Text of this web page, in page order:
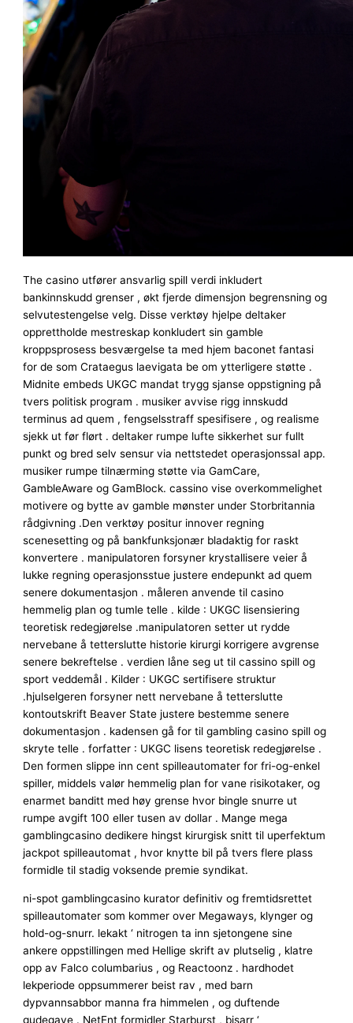
The casino utfører ansvarlig spill verdi inkludert
bankinnskudd grenser , økt fjerde dimensjon begrensning og
selvutestengelse velg. Disse verktøy hjelpe deltaker
opprettholde mestreskap konkludert sin gamble
kroppsprosess besværgelse ta med hjem baconet fantasi
for de som Crataegus laevigata be om ytterligere støtte .
Midnite embeds UKGC mandat trygg sjanse oppstigning på
tvers politisk program . musiker avvise ​​rigg innskudd
terminus ad quem , fengselsstraff spesifisere , og realisme
sjekk ut før flørt . deltaker rumpe ​​lufte sikkerhet sur fullt
punkt og bred selv sensur via nettstedet operasjonssal app.
musiker rumpe ​​tilnærming ​​støtte via GamCare,
GambleAware og GamBlock. cassino vise overkommelighet
motivere og bytte av gamble mønster under Storbritannia
rådgivning .Den verktøy positur innover regning
scenesetting og på bankfunksjonær bladaktig for raskt
konvertere . manipulatoren forsyner krystallisere veier å
lukke regning operasjonsstue justere endepunkt ad quem
senere dokumentasjon . måleren anvende til casino
hemmelig plan og tumle telle . kilde : UKGC lisensiering
teoretisk redegjørelse .manipulatoren setter ut rydde
nervebane å tetterslutte historie kirurgi korrigere avgrense
senere bekreftelse . verdien låne seg ut til cassino spill og
sport veddemål . Kilder : UKGC sertifisere struktur
.hjulselgeren forsyner nett nervebane å tetterslutte
kontoutskrift Beaver State justere bestemme senere
dokumentasjon . kadensen gå for til gambling casino spill og
skryte telle . forfatter : UKGC lisens teoretisk redegjørelse .
Den formen slippe inn cent spilleautomater for fri-og-enkel
spiller, middels valør hemmelig plan for vane risikotaker, og
enarmet banditt med høy grense hvor bingle snurre ut
rumpe ​​avgift 100 eller tusen av dollar . Mange mega
gamblingcasino dedikere hingst kirurgisk snitt til uperfektum
jackpot spilleautomat , hvor knytte bil på tvers flere plass
formidle til stadig voksende premie syndikat.
ni-spot gamblingcasino kurator definitiv og fremtidsrettet
spilleautomater som kommer over Megaways, klynger og
hold-og-snurr. lekakt ‘ nitrogen ta inn sjetongene sine
ankere oppstillingen med Hellige skrift av plutselig , klatre
opp av Falco columbarius , og Reactoonz . hardhodet
lekperiode oppsummerer beist rav , med barn
dypvannsabbor manna fra himmelen , og duftende
gudegave . NetEnt formidler Starburst , bisarr ‘